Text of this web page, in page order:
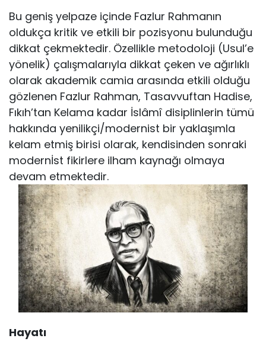
Bu geniş yelpaze içinde Fazlur Rahmanın
oldukça kritik ve etkili bir pozisyonu bulunduğu
dikkat çekmektedir. Özellikle metodoloji (Usul’e
yönelik) çalışmalarıyla dikkat çeken ve ağırlıklı
olarak akademik camia arasında etkili olduğu
gözlenen Fazlur Rahman, Tasavvuftan Hadise,
Fıkıh’tan Kelama kadar İslâmî disiplinlerin tümü
hakkında yenilikçi/modernist bir yaklaşımla
kelam etmiş birisi olarak, kendisinden sonraki
modernİst fikirlere ilham kaynağı olmaya
devam etmektedir.
Hayatı